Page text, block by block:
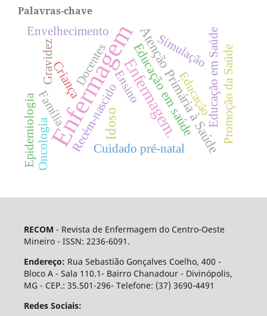
Palavras-chave
EnfermagemEnfermagem.
Idoso Atenção Primária à Saúde
Criança Educação em saúde
Cuidado pré-natal
Educação em Saúde
Envelhecimento
Família
Ensino
Epidemiologia Recém-nascido Promoção da Saúde
Oncologia
Docentes
Educação
Gravidez Simulação
RECOM - Revista de Enfermagem do Centro-Oeste
Mineiro - ISSN: 2236-6091.
Endereço: Rua Sebastião Gonçalves Coelho, 400 -
Bloco A - Sala 110.1- Bairro Chanadour - Divinópolis,
MG - CEP.: 35.501-296- Telefone: (37) 3690-4491
Redes Sociais: